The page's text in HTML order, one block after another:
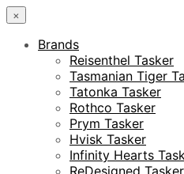
×
Brands
Reisenthel Tasker
Tasmanian Tiger
Tatonka Tasker
Rothco Tasker
Prym Tasker
Hvisk Tasker
Infinity Hearts
ReDesigned Tasker